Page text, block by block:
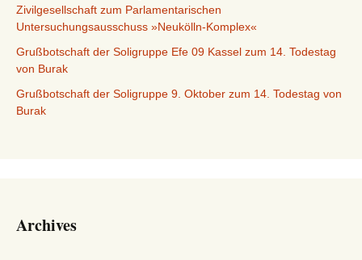
Zivilgesellschaft zum Parlamentarischen
Untersuchungsausschuss »Neukölln-Komplex«
Grußbotschaft der Soligruppe Efe 09 Kassel zum 14. Todestag
von Burak
Grußbotschaft der Soligruppe 9. Oktober zum 14. Todestag von
Burak
Archives